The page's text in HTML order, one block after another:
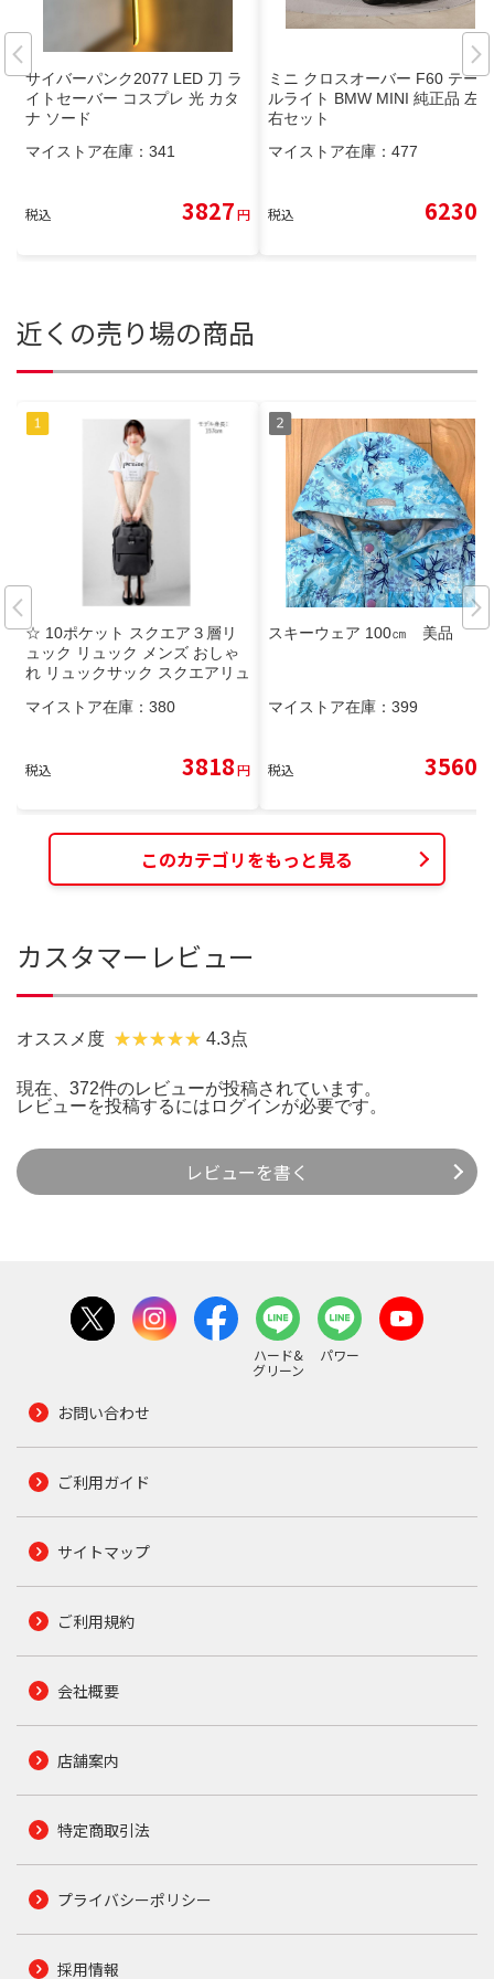
サイバーパンク2077 LED 刀 ラ
イトセーバー コスプレ 光 カタ
ナ ソード
マイストア在庫： 341
税込 3827円
ミニ クロスオーバー F60 テー
ルライト BMW MINI 純正品 左
右セット
マイストア在庫： 477
税込 6230
近くの売り場の商品
☆ 10ポケット スクエア３層リ
ュック リュック メンズ おしゃ
れ リュックサック スクエアリュ
大容量 大きめ ボックス型 カジ
おしゃれ 父の日 ギフト
マイストア在庫： 380
税込 3818円
スキーウェア 100㎝ 美品
マイストア在庫： 399
税込 3560
このカテゴリをもっと見る
カスタマーレビュー
オススメ度 4.3点
現在、372件のレビューが投稿されています。
レビューを投稿するには ログインが必要です。
レビューを書く
ハード&
グリーン
パワー
お問い合わせ
ご利用ガイド
サイトマップ
ご利用規約
会社概要
店舗案内
特定商取引法
プライバシーポリシー
採用情報